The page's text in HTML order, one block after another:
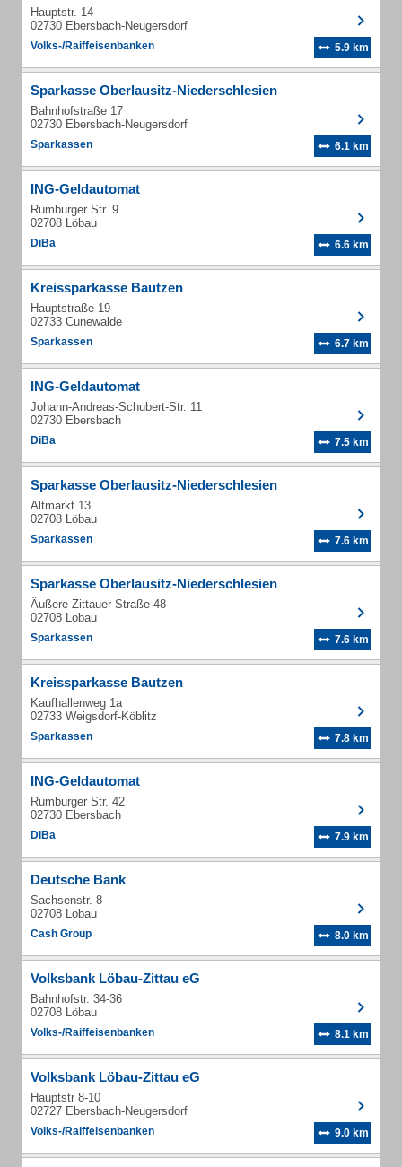
Hauptstr. 14
02730 Ebersbach-Neugersdorf
Volks-/Raiffeisenbanken 5.9 km
Sparkasse Oberlausitz-Niederschlesien
Bahnhofstraße 17
02730 Ebersbach-Neugersdorf
Sparkassen 6.1 km
ING-Geldautomat
Rumburger Str. 9
02708 Löbau
DiBa 6.6 km
Kreissparkasse Bautzen
Hauptstraße 19
02733 Cunewalde
Sparkassen 6.7 km
ING-Geldautomat
Johann-Andreas-Schubert-Str. 11
02730 Ebersbach
DiBa 7.5 km
Sparkasse Oberlausitz-Niederschlesien
Altmarkt 13
02708 Löbau
Sparkassen 7.6 km
Sparkasse Oberlausitz-Niederschlesien
Äußere Zittauer Straße 48
02708 Löbau
Sparkassen 7.6 km
Kreissparkasse Bautzen
Kaufhallenweg 1a
02733 Weigsdorf-Köblitz
Sparkassen 7.8 km
ING-Geldautomat
Rumburger Str. 42
02730 Ebersbach
DiBa 7.9 km
Deutsche Bank
Sachsenstr. 8
02708 Löbau
Cash Group 8.0 km
Volksbank Löbau-Zittau eG
Bahnhofstr. 34-36
02708 Löbau
Volks-/Raiffeisenbanken 8.1 km
Volksbank Löbau-Zittau eG
Hauptstr 8-10
02727 Ebersbach-Neugersdorf
Volks-/Raiffeisenbanken 9.0 km